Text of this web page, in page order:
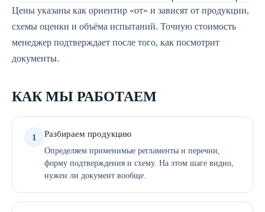
Цены указаны как ориентир «от» и зависят от продукции,
схемы оценки и объёма испытаний. Точную стоимость
менеджер подтверждает после того, как посмотрит
документы.
КАК МЫ РАБОТАЕМ
1 Разбираем продукцию
Определяем применимые регламенты и перечни,
форму подтверждения и схему. На этом шаге видно,
нужен ли документ вообще.